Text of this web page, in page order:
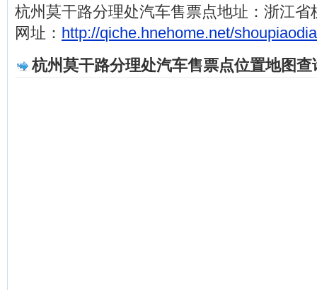
杭州莫干路分理处汽车售票点地址：浙江省
网址： http://qiche.hnehome.net/
杭州莫干路分理处汽车售票点位置地图查